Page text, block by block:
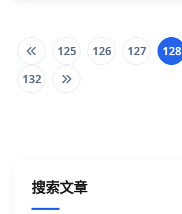
加上文字水印或者图片水印。
125 126 127 128
132
搜索文章